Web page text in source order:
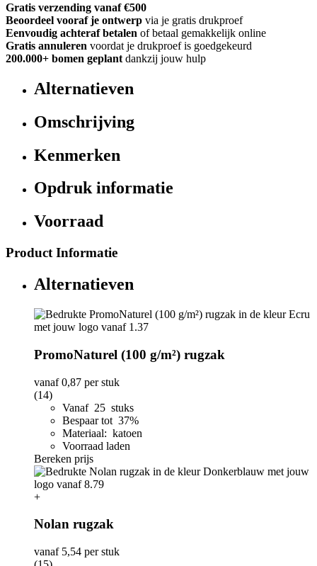
Gratis verzending vanaf €500
Beoordeel vooraf je ontwerp via je gratis drukproef
Eenvoudig achteraf betalen of betaal gemakkelijk online
Gratis annuleren voordat je drukproef is goedgekeurd
200.000+ bomen geplant dankzij jouw hulp
Alternatieven
Omschrijving
Kenmerken
Opdruk informatie
Voorraad
Product Informatie
Alternatieven
PromoNaturel (100 g/m²) rugzak
vanaf0,87 per stuk
(14)
Vanaf 25 stuks
Bespaar tot 37%
Materiaal: katoen
Voorraad laden
Bereken prijs
+
Nolan rugzak
vanaf 5,54 per stuk